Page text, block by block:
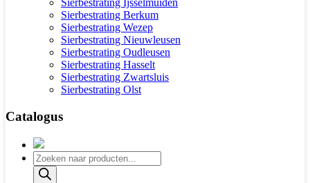
Sierbestrating Ijsselmuiden
Sierbestrating Berkum
Sierbestrating Wezep
Sierbestrating Nieuwleusen
Sierbestrating Oudleusen
Sierbestrating Hasselt
Sierbestrating Zwartsluis
Sierbestrating Olst
Catalogus
Producten
zoeken